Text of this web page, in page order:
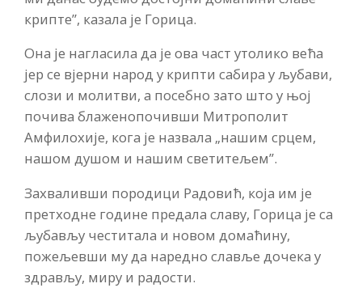
крипте”, казала је Горица.
Она је нагласила да је ова част утолико већа
јер се вјерни народ у крипти сабира у љубави,
слози и молитви, а посебно зато што у њој
почива блаженопочивши Митрополит
Амфилохије, кога је назвала „нашим срцем,
нашом душом и нашим светитељем”.
Захваливши породици Радовић, која им је
претходне године предала славу, Горица је са
љубављу честитала и новом домаћину,
пожељевши му да наредно славље дочека у
здрављу, миру и радости.